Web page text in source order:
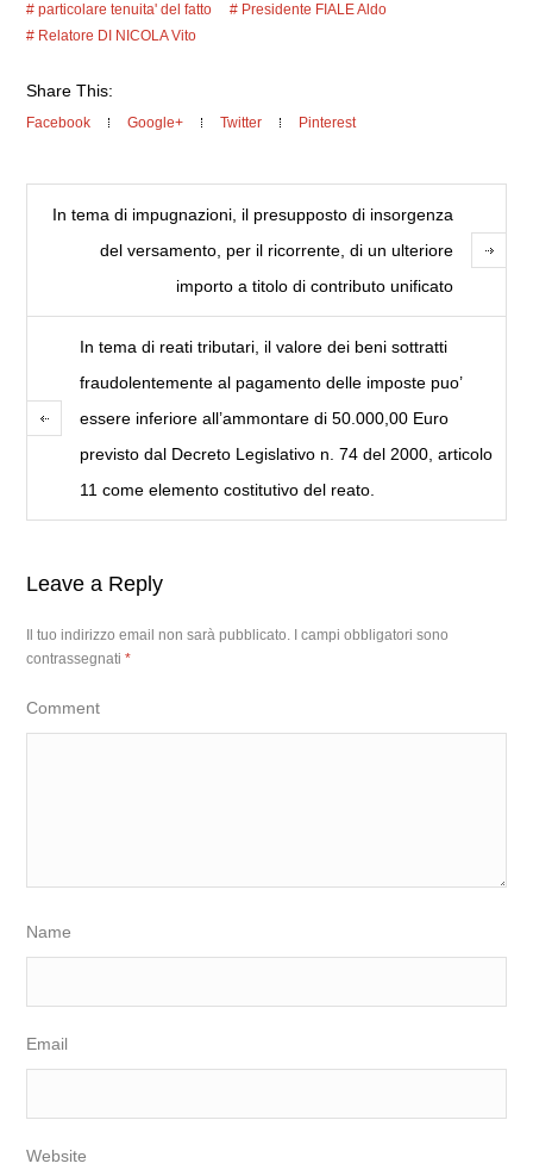
particolare tenuita' del fatto
Presidente FIALE Aldo
Relatore DI NICOLA Vito
Share This:
Facebook Google+ Twitter Pinterest
In tema di impugnazioni, il presupposto di insorgenza
del versamento, per il ricorrente, di un ulteriore
importo a titolo di contributo unificato
In tema di reati tributari, il valore dei beni sottratti
fraudolentemente al pagamento delle imposte puo’
essere inferiore all’ammontare di 50.000,00 Euro
previsto dal Decreto Legislativo n. 74 del 2000, articolo
11 come elemento costitutivo del reato.
Leave a Reply
Il tuo indirizzo email non sarà pubblicato.
I campi obbligatori sono
contrassegnati*
Comment
Name
Email
Website